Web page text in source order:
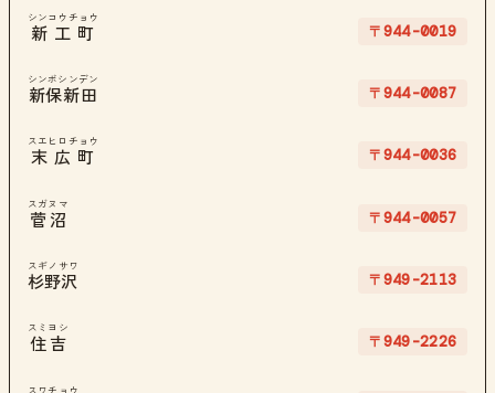
新工町
シンコウチョウ
〒944-0019
新保新田
シンボシンデン
〒944-0087
末広町
スエヒロチョウ
〒944-0036
菅沼
スガヌマ
〒944-0057
杉野沢
スギノサワ
〒949-2113
住吉
スミヨシ
〒949-2226
スワチョウ